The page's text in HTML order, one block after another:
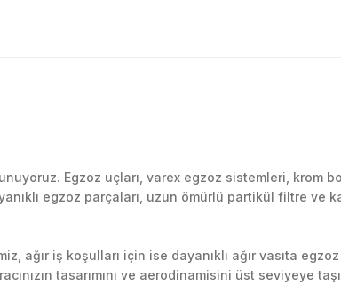
Yaz
Egzoz uçları, varex egzoz sistemleri, krom
egzoz parçaları, uzun ömürlü partikül filtre ve
iş koşulları için ise dayanıklı ağır vasıta
tasarımını ve aerodinamisini üst seviyeye